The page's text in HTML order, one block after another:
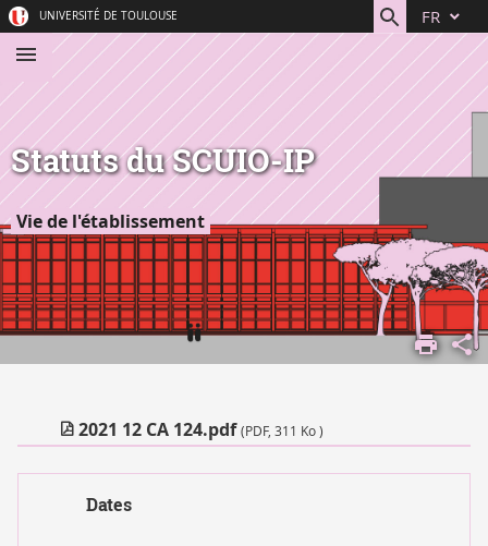
au
contenu
directs
UNIVERSITÉ DE TOULOUSE FR
Statuts du SCUIO-IP
Vie de l'établissement
ACCUEIL
COMPRENDRE
INSTITUTIONNELLE
STATUTS ET
RÈGLEMENTS
2021 12 CA 124.pdf(PDF, 311 Ko )
Dates